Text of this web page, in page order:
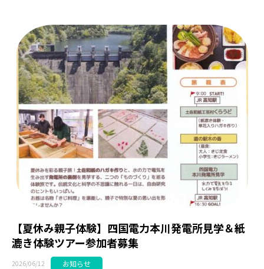
【夏休み親子体験】四国電力本川発電所見学＆紙
漉き体験ツアー参加者募集
2026/06/12 お知らせ